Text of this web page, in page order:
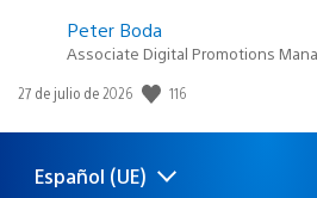
Peter Boda
Associate Digital Promotions
Fecha
publicación:
27 de julio de 2026 116
Selecciona
Región
Español (UE)